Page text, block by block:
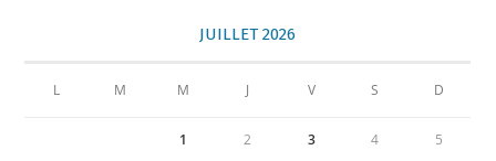
JUILLET 2026
L M M J V S D
1 2 3 4 5